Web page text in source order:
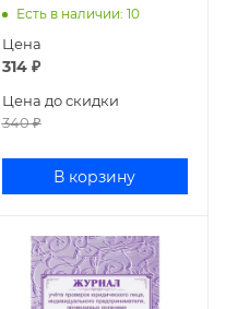
№ 8 от 28.11.97 № 78
Есть в наличии: 10
Цена
314₽
Цена до скидки
340₽
В корзину